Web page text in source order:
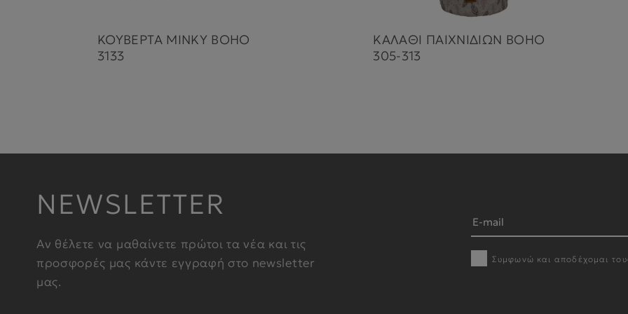
ΚΟΥΒΕΡΤΑ MINKY BOHO
3133
ΚΑΛΑΘΙ ΠΑΙΧΝΙΔΙΩΝ BOHO
305-313
NEWSLETTER
Αν θέλετε να μαθαίνετε πρώτοι τα νέα και τις
προσφορές μας κάντε εγγραφή στο newsletter
μας.
Συμφωνώ και αποδέχομαι